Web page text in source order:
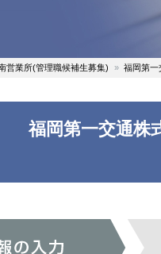
営業所(管理職候補生募集) 福岡第一
福岡第一交通株